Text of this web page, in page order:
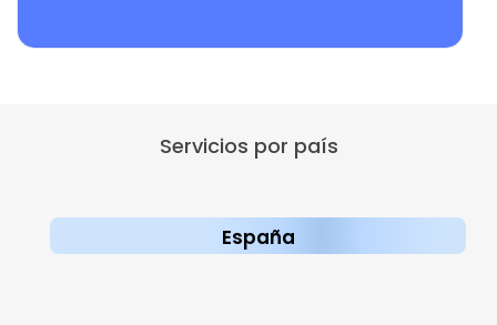
Servicios por país
España